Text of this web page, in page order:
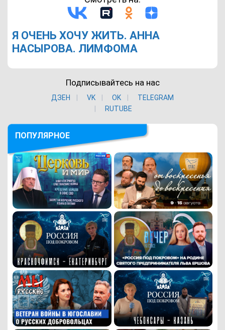
Я ОЧЕНЬ ХОЧУ ЖИТЬ. АННА
НАСЫРОВА. ЛИМФОМА
Подписывайтесь на нас
ДЗЕН VK ОK
TELEGRAM
RUTUBE
ПОПУЛЯРНОЕ